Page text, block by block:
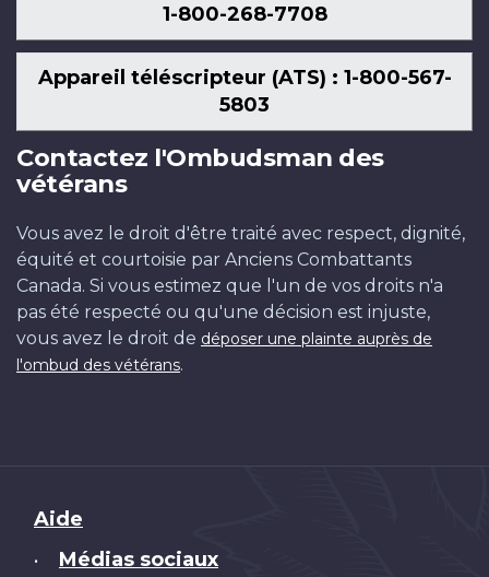
1-800-268-7708
Appareil téléscripteur (ATS) : 1-800-567-
5803
Contactez l'Ombudsman des
vétérans
Vous avez le droit d'être traité avec respect, dignité,
équité et courtoisie par Anciens Combattants
Canada. Si vous estimez que l'un de vos droits n'a
pas été respecté ou qu'une décision est injuste,
vous avez le droit de déposer une plainte auprès de
l'ombud des vétérans.
Brand
Aide
• Médias sociaux